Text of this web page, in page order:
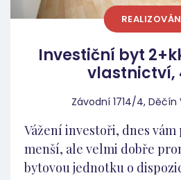
pracovní příležitosti, ale i
Samotná ulice Závodní v
nabízí klidnější rezidenční
dostupností do centra
dopravním tahům. V okolí
kompletní občanská
školy, školky, zdravotnická
MHD. Díky této kombinaci
vybavenosti je byt velmi
Investiční byt
vlastnictví,
Závodní 1714/4, Děčín
Vážení investoři, dnes
menší, ale velmi dobře
bytovou jednotku o